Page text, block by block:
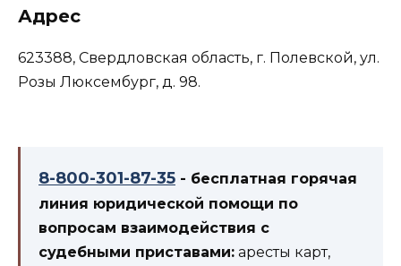
Адрес
623388, Свердловская область, г. Полевской, ул.
Розы Люксембург, д. 98.
8-800-301-87-35 - бесплатная горячая
линия юридической помощи по
вопросам взаимодействия с
судебными приставами: аресты карт,